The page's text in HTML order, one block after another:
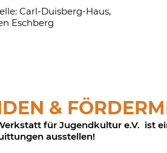
Carl-Duisberg-Haus,
Eschberg
&
für Jugendkultur e.V. ist
ausstellen!